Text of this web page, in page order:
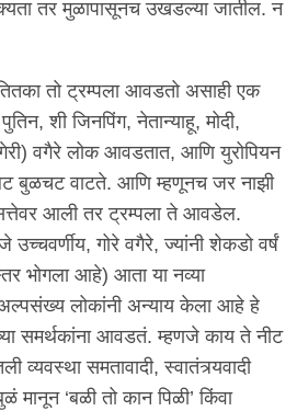
तर मुळापासूनच उखडल्या जातील. न
तो ट्रम्पला आवडतो असाही एक
शी जिनपिंग, नेतान्याहू, मोदी,
वगैरे लोक आवडतात, आणि युरोपियन
बुळचट वाटते. आणि म्हणूनच जर नाझी
सत्तेवर आली तर ट्रम्पला ते आवडेल.
उच्चवर्णीय, गोरे वगैरे, ज्यांनी शेकडो वर्षं
भोगला आहे) आता या नव्या
अल्पसंख्य लोकांनी अन्याय केला आहे हे
समर्थकांना आवडतं. म्हणजे काय ते नीट
व्यवस्था समतावादी, स्वातंत्र्यवादी
मानून ‘बळी तो कान पिळी’ किंवा